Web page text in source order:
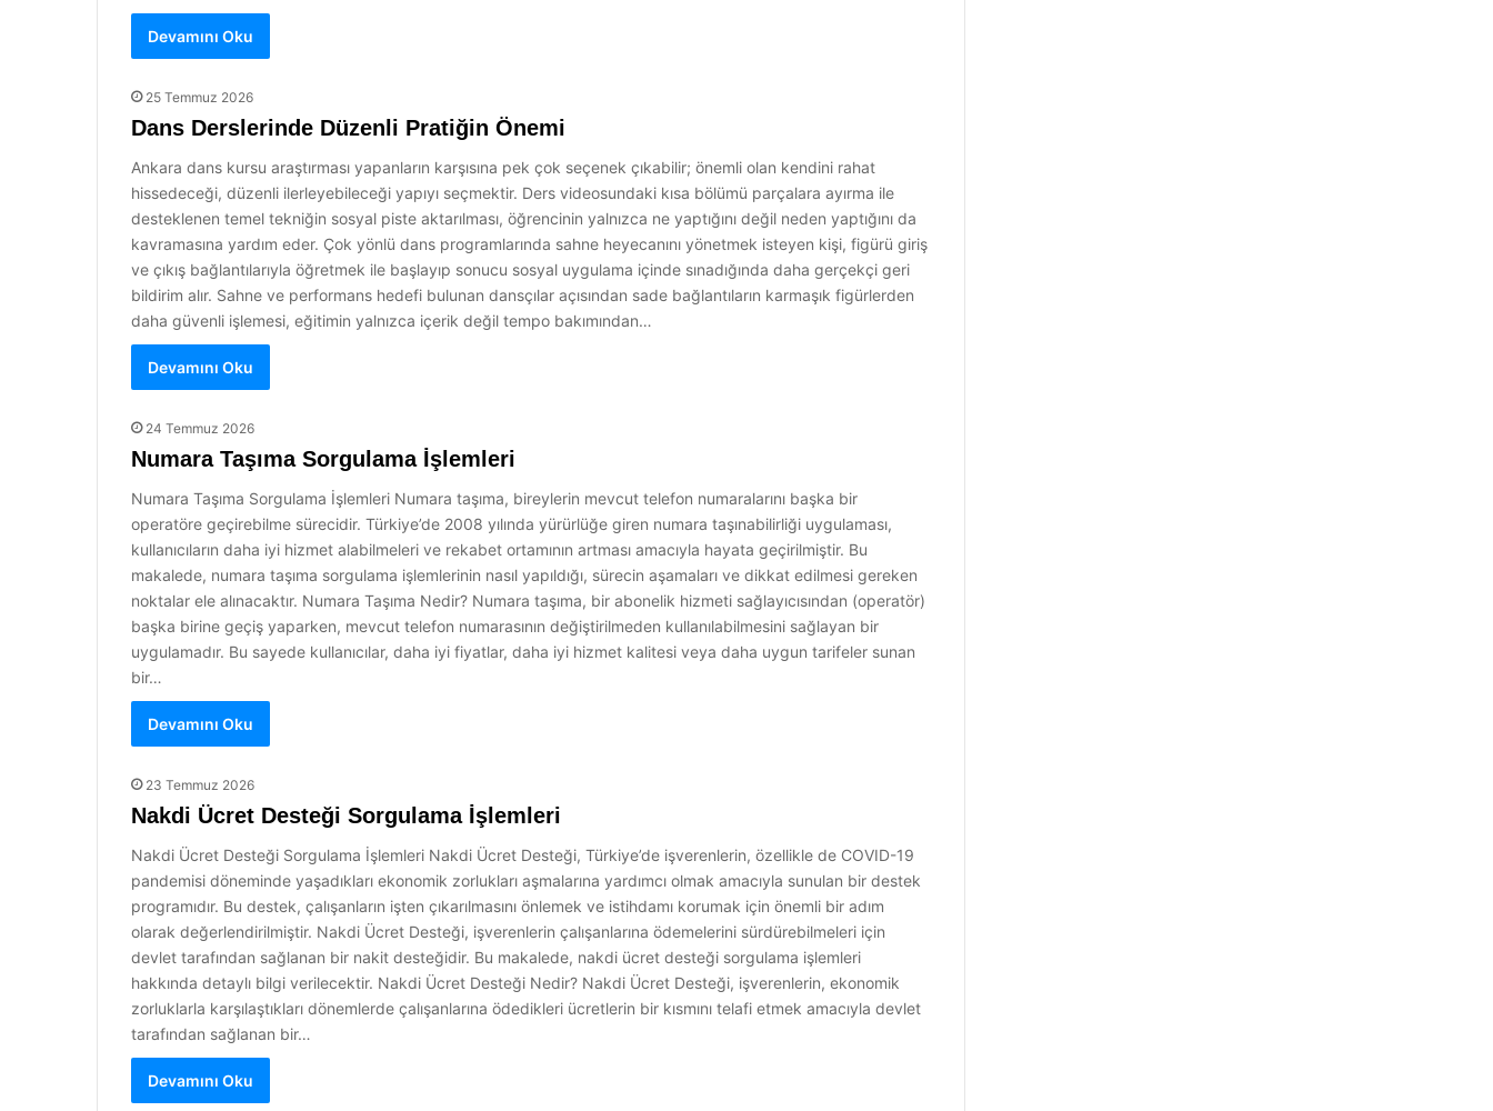
Devamını Oku
25 Temmuz 2026
Dans Derslerinde Düzenli Pratiğin Önemi
Ankara dans kursu araştırması yapanların karşısına pek çok seçenek çıkabilir; önemli olan kendini rahat
hissedeceği, düzenli ilerleyebileceği yapıyı seçmektir. Ders videosundaki kısa bölümü parçalara ayırma ile
desteklenen temel tekniğin sosyal piste aktarılması, öğrencinin yalnızca ne yaptığını değil neden yaptığını da
kavramasına yardım eder. Çok yönlü dans programlarında sahne heyecanını yönetmek isteyen kişi, figürü giriş
ve çıkış bağlantılarıyla öğretmek ile başlayıp sonucu sosyal uygulama içinde sınadığında daha gerçekçi geri
bildirim alır. Sahne ve performans hedefi bulunan dansçılar açısından sade bağlantıların karmaşık figürlerden
daha güvenli işlemesi, eğitimin yalnızca içerik değil tempo bakımından…
Devamını Oku
24 Temmuz 2026
Numara Taşıma Sorgulama İşlemleri
Numara Taşıma Sorgulama İşlemleri Numara taşıma, bireylerin mevcut telefon numaralarını başka bir
operatöre geçirebilme sürecidir. Türkiye’de 2008 yılında yürürlüğe giren numara taşınabilirliği uygulaması,
kullanıcıların daha iyi hizmet alabilmeleri ve rekabet ortamının artması amacıyla hayata geçirilmiştir. Bu
makalede, numara taşıma sorgulama işlemlerinin nasıl yapıldığı, sürecin aşamaları ve dikkat edilmesi gereken
noktalar ele alınacaktır. Numara Taşıma Nedir? Numara taşıma, bir abonelik hizmeti sağlayıcısından (operatör)
başka birine geçiş yaparken, mevcut telefon numarasının değiştirilmeden kullanılabilmesini sağlayan bir
uygulamadır. Bu sayede kullanıcılar, daha iyi fiyatlar, daha iyi hizmet kalitesi veya daha uygun tarifeler sunan
bir…
Devamını Oku
23 Temmuz 2026
Nakdi Ücret Desteği Sorgulama İşlemleri
Nakdi Ücret Desteği Sorgulama İşlemleri Nakdi Ücret Desteği, Türkiye’de işverenlerin, özellikle de COVID-19
pandemisi döneminde yaşadıkları ekonomik zorlukları aşmalarına yardımcı olmak amacıyla sunulan bir destek
programıdır. Bu destek, çalışanların işten çıkarılmasını önlemek ve istihdamı korumak için önemli bir adım
olarak değerlendirilmiştir. Nakdi Ücret Desteği, işverenlerin çalışanlarına ödemelerini sürdürebilmeleri için
devlet tarafından sağlanan bir nakit desteğidir. Bu makalede, nakdi ücret desteği sorgulama işlemleri
hakkında detaylı bilgi verilecektir. Nakdi Ücret Desteği Nedir? Nakdi Ücret Desteği, işverenlerin, ekonomik
zorluklarla karşılaştıkları dönemlerde çalışanlarına ödedikleri ücretlerin bir kısmını telafi etmek amacıyla devlet
tarafından sağlanan bir…
Devamını Oku